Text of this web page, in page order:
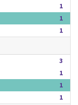
1
1
1
3
1
1
1